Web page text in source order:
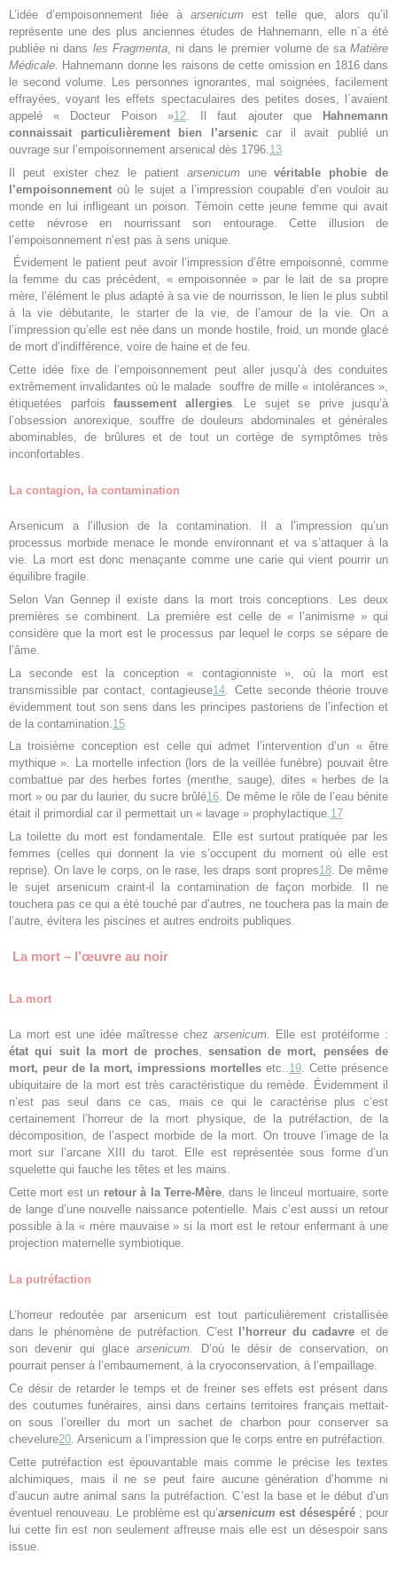
L’idée d’empoisonnement liée à arsenicum est telle que, alors qu’il
représente une des plus anciennes études de Hahnemann, elle n´a été
publiée ni dans les Fragmenta, ni dans le premier volume de saMatière
Médicale. Hahnemann donne les raisons de cette omission en 1816 dans
le second volume. Les personnes ignorantes, mal soignées, facilement
effrayées, voyant les effets spectaculaires des petites doses, l´avaient
appelé « Docteur Poison »12. Il faut ajouter que
Hahnemann
connaissait particulièrement bien l’arseniccar il avait publié un
ouvrage sur l’empoisonnement arsenical dès 1796.13
Il peut exister chez le patient arsenicum unevéritable phobie de
l’empoisonnement où le sujet a l’impression coupable d’en vouloir au
monde en lui infligeant un poison. Témoin cette jeune femme qui avait
cette névrose en nourrissant son entourage. Cette illusion de
l’empoisonnement n’est pas à sens unique.
Évidement le patient peut avoir l’impression d’être empoisonné, comme
la femme du cas précédent, « empoisonnée » par le lait de sa propre
mère, l’élément le plus adapté à sa vie de nourrisson, le lien le plus subtil
à la vie débutante, le starter de la vie, de l’amour de la vie. On a
l’impression qu’elle est née dans un monde hostile, froid, un monde glacé
de mort d’indifférence, voire de haine et de feu.
Cette idée fixe de l’empoisonnement peut aller jusqu’à des conduites
extrêmement invalidantes où le malade souffre de mille « intolérances »,
étiquetées parfois faussement allergies. Le sujet se prive jusqu’à
l’obsession anorexique, souffre de douleurs abdominales et générales
abominables, de brûlures et de tout un cortège de symptômes très
inconfortables.
La contagion, la contamination
Arsenicum a l’illusion de la contamination. Il a l’impression qu’un
processus morbide menace le monde environnant et va s’attaquer à la
vie. La mort est donc menaçante comme une carie qui vient pourrir un
équilibre fragile.
Selon Van Gennep il existe dans la mort trois conceptions. Les deux
premières se combinent. La première est celle de « l’animisme » qui
considère que la mort est le processus par lequel le corps se sépare de
l’âme.
La seconde est la conception « contagionniste », où la mort est
transmissible par contact, contagieuse14 . Cette seconde théorie trouve
évidemment tout son sens dans les principes pastoriens de l’infection et
de la contamination. 15
La troisième conception est celle qui admet l’intervention d’un « être
mythique ». La mortelle infection (lors de la veillée funèbre) pouvait être
combattue par des herbes fortes (menthe, sauge), dites « herbes de la
mort » ou par du laurier, du sucre brûlé16. De même le rôle de l’eau bénite
était il primordial car il permettait un « lavage » prophylactique.17
La toilette du mort est fondamentale. Elle est surtout pratiquée par les
femmes (celles qui donnent la vie s’occupent du moment où elle est
reprise). On lave le corps, on le rase, les draps sont propres18. De même
le sujet arsenicum craint-il la contamination de façon morbide. Il ne
touchera pas ce qui a été touché par d’autres, ne touchera pas la main de
l’autre, évitera les piscines et autres endroits publiques.
La mort – l’œuvre au noir
La mort
La mort est une idée maîtresse chez arsenicum. Elle est protéiforme :
état qui suit la mort de proches, sensation de mort, pensées de
mort, peur de la mort, impressions mortelles etc..19. Cette présence
ubiquitaire de la mort est très caractéristique du remède. Évidemment il
n’est pas seul dans ce cas, mais ce qui le caractérise plus c’est
certainement l’horreur de la mort physique, de la putréfaction, de la
décomposition, de l’aspect morbide de la mort. On trouve l’image de la
mort sur l’arcane XIII du tarot. Elle est représentée sous forme d’un
squelette qui fauche les têtes et les mains.
Cette mort est un retour à la Terre-Mère, dans le linceul mortuaire, sorte
de lange d’une nouvelle naissance potentielle. Mais c’est aussi un retour
possible à la « mère mauvaise » si la mort est le retour enfermant à une
projection maternelle symbiotique.
La putréfaction
L’horreur redoutée par arsenicum est tout particulièrement cristallisée
dans le phénomène de putréfaction. C’est
l’horreur du cadavre et de
son devenir qui glacearsenicum.
D’où le désir de conservation, on
pourrait penser à l’embaumement, à la cryoconservation, à l’empaillage.
Ce désir de retarder le temps et de freiner ses effets est présent dans
des coutumes funéraires, ainsi dans certains territoires français mettait-
on sous l’oreiller du mort un sachet de charbon pour conserver sa
chevelure20 . Arsenicum a l’impression que le corps entre en putréfaction.
Cette putréfaction est épouvantable mais comme le précise les textes
alchimiques, mais il ne se peut faire aucune génération d’homme ni
d’aucun autre animal sans la putréfaction. C’est la base et le début d’un
éventuel renouveau. Le problème est qu’arsenicum est désespéré; pour
lui cette fin est non seulement affreuse mais elle est un désespoir sans
issue.